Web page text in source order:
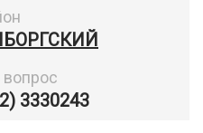
вопрос
3330243